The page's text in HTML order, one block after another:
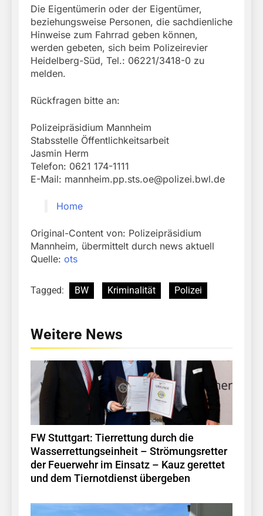
Die Eigentümerin oder der Eigentümer,
beziehungsweise Personen, die sachdienliche
Hinweise zum Fahrrad geben können,
werden gebeten, sich beim Polizeirevier
Heidelberg-Süd, Tel.: 06221/3418-0 zu
melden.
Rückfragen bitte an:
Polizeipräsidium Mannheim
Stabsstelle Öffentlichkeitsarbeit
Jasmin Herm
Telefon: 0621 174-1111
E-Mail: mannheim.pp.sts.oe@polizei.bwl.de
Home
Original-Content von: Polizeipräsidium
Mannheim, übermittelt durch news aktuell
Quelle: ots
Tagged: BW Kriminalität Polizei
Weitere News
FW Stuttgart: Tierrettung durch die
Wasserrettungseinheit – Strömungsretter
der Feuerwehr im Einsatz – Kauz gerettet
und dem Tiernotdienst übergeben